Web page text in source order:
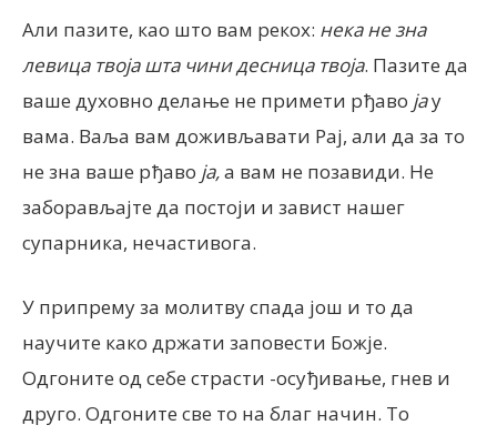
Али пазите, као што вам рекох: нека не зна
левица твоја шта чини десница твоја. Пазите да
ваше духовно делање не примети рђаво јау
вама. Ваља вам доживљавати Рај, али да за то
не зна ваше рђаво ја,а вам не позавиди. Не
заборављајте да постоји и завист нашег
супарника, нечастивога.
У припрему за молитву спада још и то да
научите како држати заповести Божје.
Одгоните од себе страсти -осуђивање, гнев и
друго. Одгоните све то на благ начин. То